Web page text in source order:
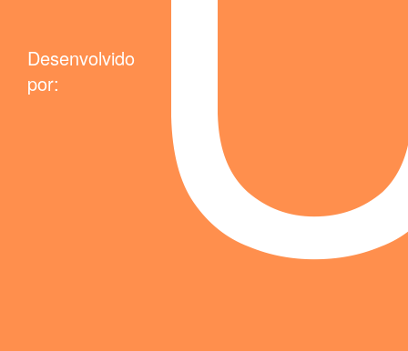
Desenvolvido
por: